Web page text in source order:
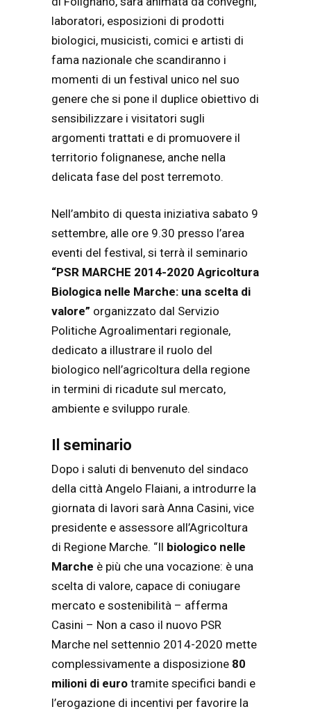
laboratori, esposizioni di prodotti
biologici, musicisti, comici e artisti di
fama nazionale che scandiranno i
momenti di un festival unico nel suo
genere che si pone il duplice obiettivo di
sensibilizzare i visitatori sugli
argomenti trattati e di promuovere il
territorio folignanese, anche nella
delicata fase del post terremoto.
Nell’ambito di questa iniziativa sabato 9
settembre, alle ore 9.30 presso l’area
eventi del festival, si terrà il seminario
“PSR MARCHE 2014-2020 Agricoltura
Biologica nelle Marche: una scelta di
valore” organizzato dal Servizio
Politiche Agroalimentari regionale,
dedicato a illustrare il ruolo del
biologico nell’agricoltura della regione
in termini di ricadute sul mercato,
ambiente e sviluppo rurale.
Il seminario
Dopo i saluti di benvenuto del sindaco
della città Angelo Flaiani, a introdurre la
giornata di lavori sarà Anna Casini, vice
presidente e assessore all’Agricoltura
di Regione Marche. “Il biologico nelle
Marche è più che una vocazione: è una
scelta di valore, capace di coniugare
mercato e sostenibilità – afferma
Casini – Non a caso il nuovo PSR
Marche nel settennio 2014-2020 mette
complessivamente a disposizione 80
milioni di euro tramite specifici bandi e
l’erogazione di incentivi per favorire la